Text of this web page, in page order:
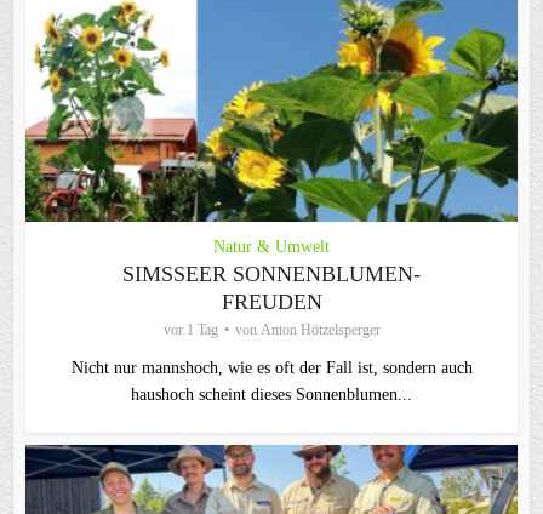
Natur & Umwelt
SIMSSEER SONNENBLUMEN-
FREUDEN
vor 1 Tag von Anton Hötzelsperger
Nicht nur mannshoch, wie es oft der Fall ist, sondern auch
haushoch scheint dieses Sonnenblumen...